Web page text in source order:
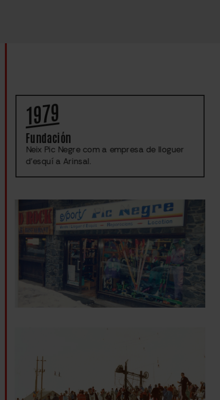
1979
Fundación
Neix Pic Negre com a empresa de lloguer
d’esquí a Arinsal.